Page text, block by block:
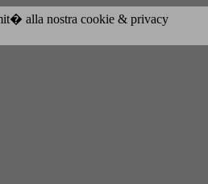
alla nostra cookie & privacy